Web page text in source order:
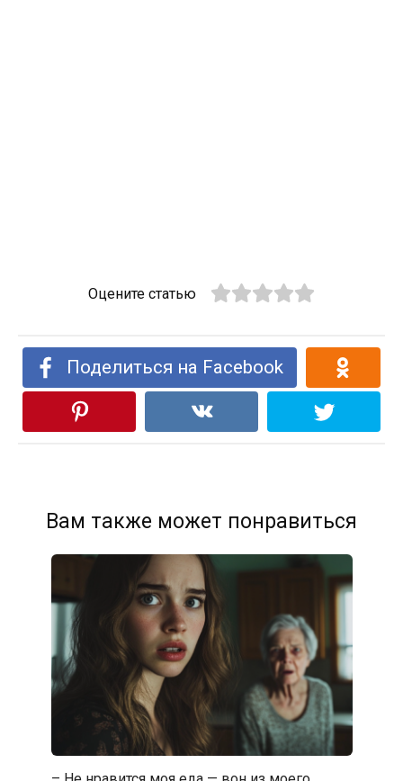
Оцените статью
Поделиться на Facebook
Вам также может понравиться